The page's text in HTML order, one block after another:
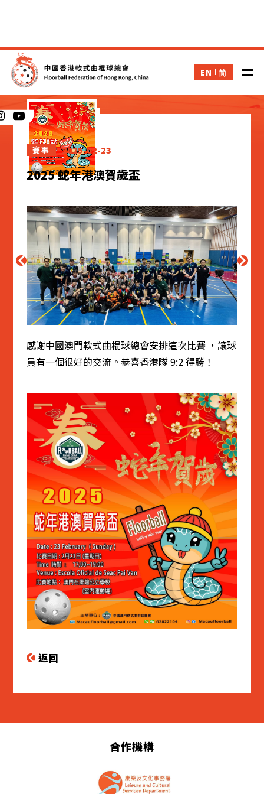
EN 简
新聞
賽事 2025-02-23
2025 蛇年港澳賀歲盃
感謝中國澳門軟式曲棍球總會安排這次比賽 ，讓球
員有一個很好的交流。恭喜香港隊 9:2 得勝！
返回
合作機構